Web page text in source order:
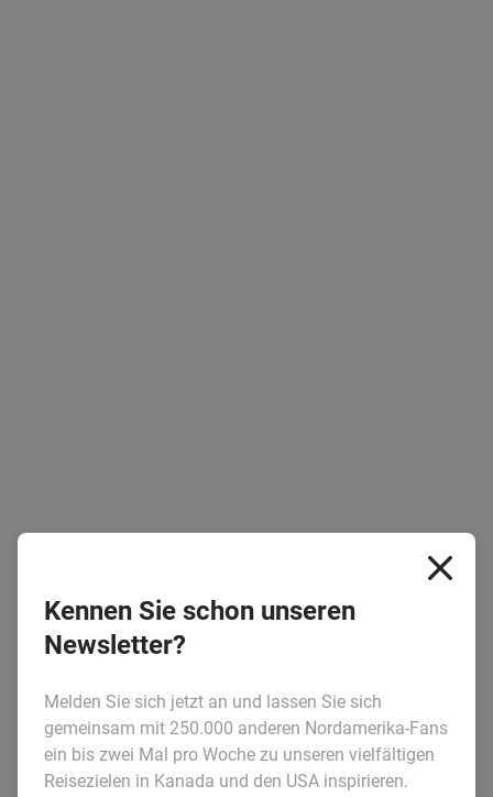
Kennen Sie schon unseren
Newsletter?
Melden Sie sich jetzt an und lassen Sie sich
gemeinsam mit 250.000 anderen Nordamerika-Fans
ein bis zwei Mal pro Woche zu unseren vielfältigen
Reisezielen in Kanada und den USA inspirieren.